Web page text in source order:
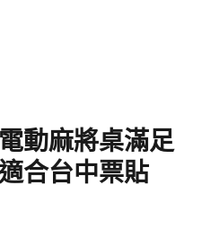
動麻將桌滿足
合台中票貼